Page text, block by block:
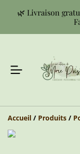
🌿 Livraison
Accueil / Produits /